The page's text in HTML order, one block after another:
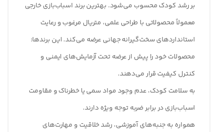
بر رشد کودک محسوب می‌شود. بهترین برند اسباب‌بازی خارجی
معمولاً محصولاتی با طراحی علمی، متریال مرغوب و رعایت
استانداردهای سخت‌گیرانه جهانی عرضه می‌کند. این برندها:
محصولات خود را پیش از عرضه تحت آزمایش‌های ایمنی و
کنترل کیفیت قرار می‌دهند.
به سلامت کودک، عدم وجود مواد سمی یا خطرناک و مقاومت
اسباب‌بازی در برابر ضربه توجه ویژه دارند.
همواره به جنبه‌های آموزشی، رشد خلاقیت و مهارت‌های